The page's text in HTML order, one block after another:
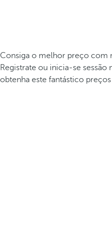
Consiga o melhor preço com
Registrate ou inicia-se
obtenha este fantástico